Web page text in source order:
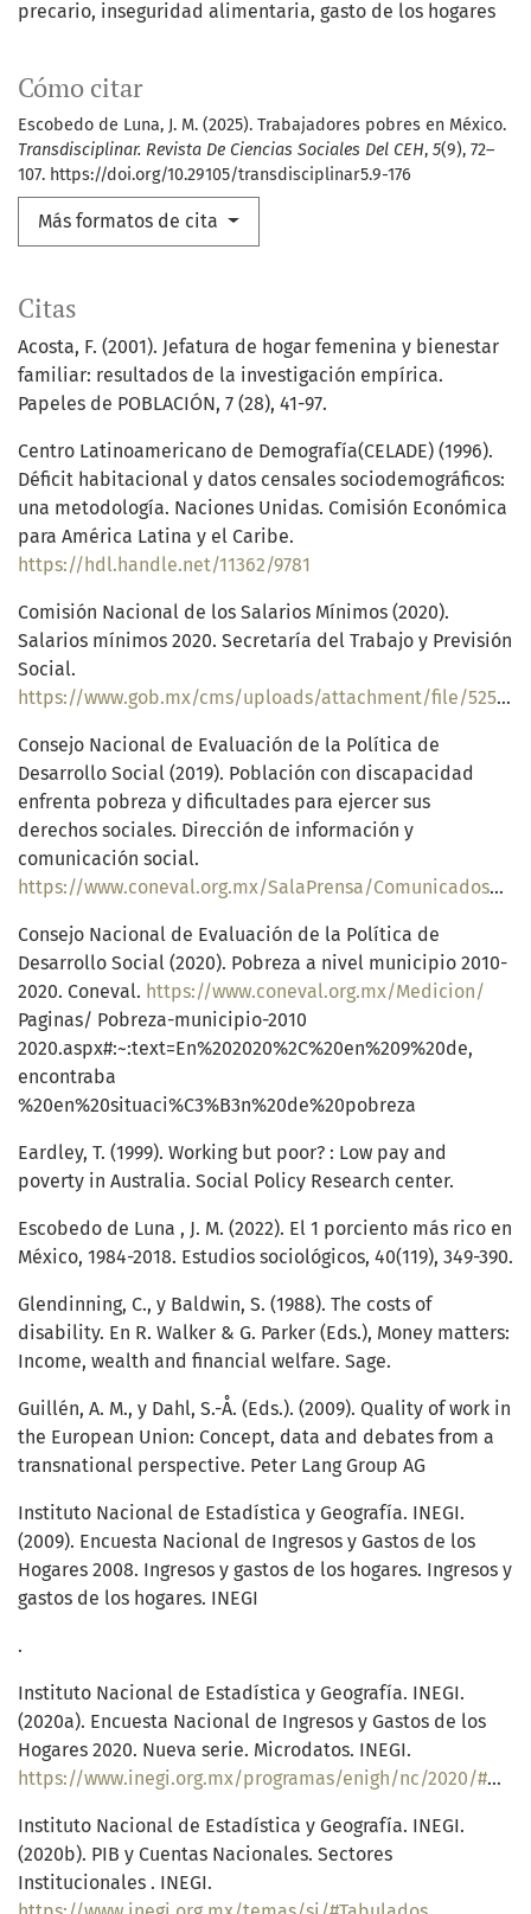
precario inseguridad alimentaria gasto de los hogares
Cómo citar
Escobedo de Luna, J. M. (2025). Trabajadores pobres en México.
Transdisciplinar. Revista De Ciencias Sociales Del CEH, 5(9), 72–
107. https://doi.org/10.29105/transdisciplinar5.9-176
Más formatos de cita
Citas
Acosta, F. (2001). Jefatura de hogar femenina y bienestar
familiar: resultados de la investigación empírica.
Papeles de POBLACIÓN, 7 (28), 41-97.
Centro Latinoamericano de Demografía(CELADE) (1996).
Déficit habitacional y datos censales sociodemográficos:
una metodología. Naciones Unidas. Comisión Económica
para América Latina y el Caribe.
https://hdl.handle.net/11362/9781
Comisión Nacional de los Salarios Mínimos (2020).
Salarios mínimos 2020. Secretaría del Trabajo y Previsión
Social.
https://www.gob.mx/cms/uploads/attachment/file/525061/Tabla_de_salarios_m_nmos_vigentes_apartir_del_01_de_enero_de_2020.pdf
Consejo Nacional de Evaluación de la Política de
Desarrollo Social (2019). Población con discapacidad
enfrenta pobreza y dificultades para ejercer sus
derechos sociales. Dirección de información y
comunicación social.
https://www.coneval.org.mx/SalaPrensa/Comunicadosprensa/Documents/2019/NOTA_INFORMATIVA_DIA_INTERNACIONAL_PERSONAS_CON_DISCAPACIDAD.pdf
Consejo Nacional de Evaluación de la Política de
Desarrollo Social (2020). Pobreza a nivel municipio 2010-
2020. Coneval. https://www.coneval.org.mx/Medicion/
Paginas/ Pobreza-municipio-2010
2020.aspx#:~:text=En%202020%2C%20en%209%20de,
encontraba
%20en%20situaci%C3%B3n%20de%20pobreza
Eardley, T. (1999). Working but poor? : Low pay and
poverty in Australia. Social Policy Research center.
Escobedo de Luna , J. M. (2022). El 1 porciento más rico en
México, 1984-2018. Estudios sociológicos, 40(119), 349-390.
Glendinning, C., y Baldwin, S. (1988). The costs of
disability. En R. Walker & G. Parker (Eds.), Money matters:
Income, wealth and financial welfare. Sage.
Guillén, A. M., y Dahl, S.-Å. (Eds.). (2009). Quality of work in
the European Union: Concept, data and debates from a
transnational perspective. Peter Lang Group AG
Instituto Nacional de Estadística y Geografía. INEGI.
(2009). Encuesta Nacional de Ingresos y Gastos de los
Hogares 2008. Ingresos y gastos de los hogares. Ingresos y
gastos de los hogares. INEGI
.
Instituto Nacional de Estadística y Geografía. INEGI.
(2020a). Encuesta Nacional de Ingresos y Gastos de los
Hogares 2020. Nueva serie. Microdatos. INEGI.
https://www.inegi.org.mx/programas/enigh/nc/2020/#Microdatos
Instituto Nacional de Estadística y Geografía. INEGI.
(2020b). PIB y Cuentas Nacionales. Sectores
Institucionales . INEGI.